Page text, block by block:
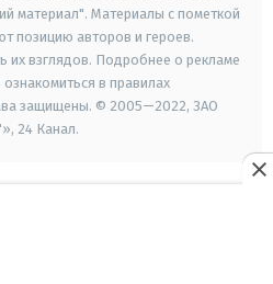
материал". Материалы с пометкой
позицию авторов и героев.
их взглядов. Подробнее о рекламе
в правилах
защищены. © 2005—2022, ЗАО
24 Канал.